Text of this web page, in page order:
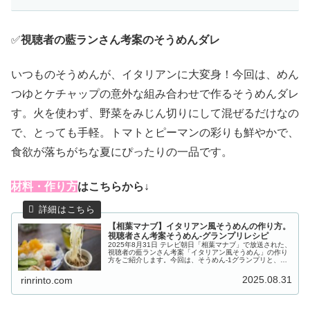
✅視聴者の藍ランさん考案のそうめんダレ
いつものそうめんが、イタリアンに大変身！今回は、めん
つゆとケチャップの意外な組み合わせで作るそうめんダレ
す。火を使わず、野菜をみじん切りにして混ぜるだけなの
で、とっても手軽。トマトとピーマンの彩りも鮮やかで、
食欲が落ちがちな夏にぴったりの一品です。
材料・作り方はこちらから↓
【相葉マナブ】イタリアン風そうめんの作り方。
視聴者さん考案そうめん-グランプリレシピ
2025年8月31日 テレビ朝日「相葉マナブ」で放送された、
視聴者の藍ランさん考案「イタリアン風そうめん」の作り
方をご紹介します。今回は、そうめん-1グランプリと、栗
rinrinto.com 2025.08.31